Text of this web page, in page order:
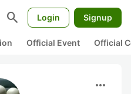
search Login Signup
Official Event Official
more_horiz